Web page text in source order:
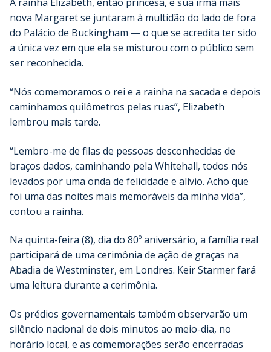
nova Margaret se juntaram à multidão do lado de fora
do Palácio de Buckingham — o que se acredita ter sido
a única vez em que ela se misturou com o público sem
ser reconhecida.
“Nós comemoramos o rei e a rainha na sacada e depois
caminhamos quilômetros pelas ruas”, Elizabeth
lembrou mais tarde.
“Lembro-me de filas de pessoas desconhecidas de
braços dados, caminhando pela Whitehall, todos nós
levados por uma onda de felicidade e alívio. Acho que
foi uma das noites mais memoráveis ​​da minha vida”,
contou a rainha.
Na quinta-feira (8), dia do 80º aniversário, a família real
participará de uma cerimônia de ação de graças na
Abadia de Westminster, em Londres. Keir Starmer fará
uma leitura durante a cerimônia.
Os prédios governamentais também observarão um
silêncio nacional de dois minutos ao meio-dia, no
horário local, e as comemorações serão encerradas